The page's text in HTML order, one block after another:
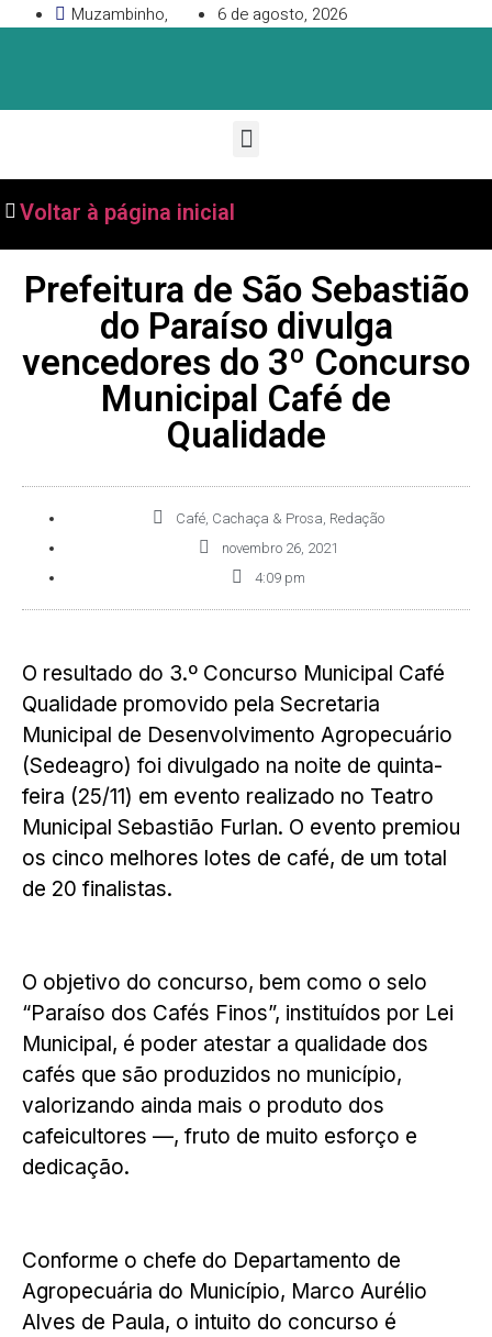
Muzambinho, 6 de agosto, 2026
Voltar à página inicial
Prefeitura de São Sebastião
do Paraíso divulga
vencedores do 3º Concurso
Municipal Café de
Qualidade
Café, Cachaça & Prosa, Redação
novembro 26, 2021
4:09 pm
O resultado do 3.º Concurso Municipal Café
Qualidade promovido pela Secretaria
Municipal de Desenvolvimento Agropecuário
(Sedeagro) foi divulgado na noite de quinta-
feira (25/11) em evento realizado no Teatro
Municipal Sebastião Furlan. O evento premiou
os cinco melhores lotes de café, de um total
de 20 finalistas.
O objetivo do concurso, bem como o selo
“Paraíso dos Cafés Finos”, instituídos por Lei
Municipal, é poder atestar a qualidade dos
cafés que são produzidos no município,
valorizando ainda mais o produto dos
cafeicultores —, fruto de muito esforço e
dedicação.
Conforme o chefe do Departamento de
Agropecuária do Município, Marco Aurélio
Alves de Paula, o intuito do concurso é